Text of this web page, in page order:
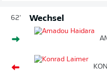
62' Wechsel